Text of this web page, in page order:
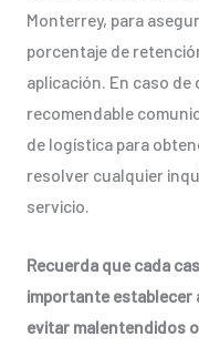
Monterrey, para
porcentaje de
aplicación. En caso
recomendable
de logística para
resolver cualquier
servicio.
Recuerda que cada
importante establecer
evitar malentendidos